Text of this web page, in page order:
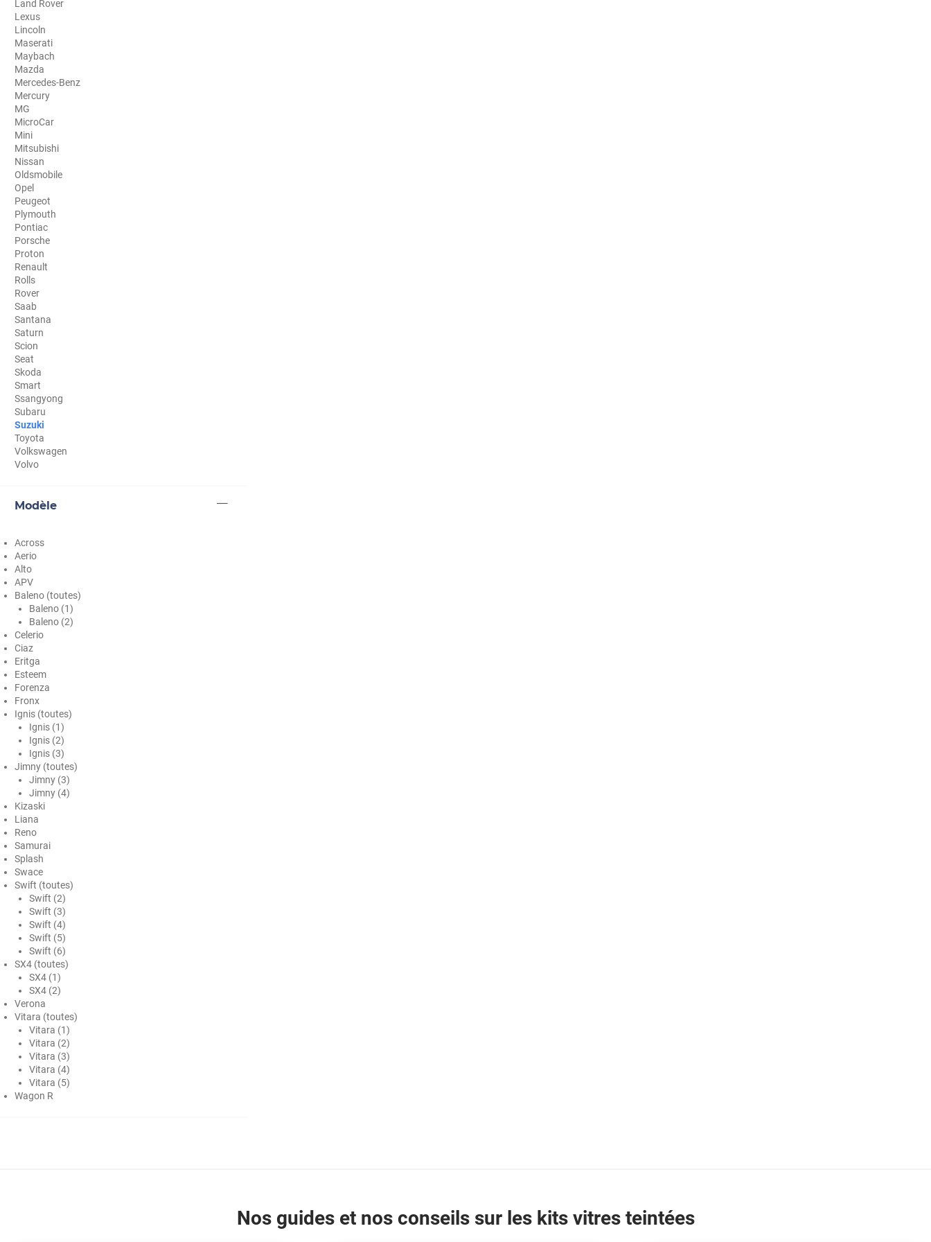
Aston Martin
Audi
Bentley
Bmw
Buick
Byd
Cadillac
Changan
Chevrolet
Chrysler
Citroën
Cupra
Dacia
Daewoo
Daihatsu
Dodge
Dongfeng
Eagle
Fisker
Ford
Foton
Gac
Geely
Genesis
Geo
Gmc
Great
Grecav
Gwm
Holden
Honda
Hummer
Hyundai
Ineos
Infiniti
Isuzu
Iveco
Land Rover
Lexus
Lincoln
Maserati
Maybach
Mazda
Mercedes-Benz
Mercury
MG
MicroCar
Mini
Mitsubishi
Nissan
Oldsmobile
Opel
Peugeot
Plymouth
Pontiac
Porsche
Proton
Renault
Rolls
Rover
Saab
Santana
Saturn
Scion
Seat
Skoda
Smart
Ssangyong
Subaru
Suzuki
Toyota
Volkswagen
Volvo
Modèle
Across
Aerio
Alto
APV
Baleno (toutes)
Baleno (1)
Baleno (2)
Celerio
Ciaz
Eritga
Esteem
Forenza
Fronx
Ignis (toutes)
Ignis (1)
Ignis (2)
Ignis (3)
Jimny (toutes)
Jimny (3)
Jimny (4)
Kizaski
Liana
Reno
Samurai
Splash
Swace
Swift (toutes)
Swift (2)
Swift (3)
Swift (4)
Swift (5)
Swift (6)
SX4 (toutes)
SX4 (1)
SX4 (2)
Verona
Vitara (toutes)
Vitara (1)
Vitara (2)
Vitara (3)
Vitara (4)
Vitara (5)
Wagon R
Nos guides et nos conseils sur les kits vitres teintées